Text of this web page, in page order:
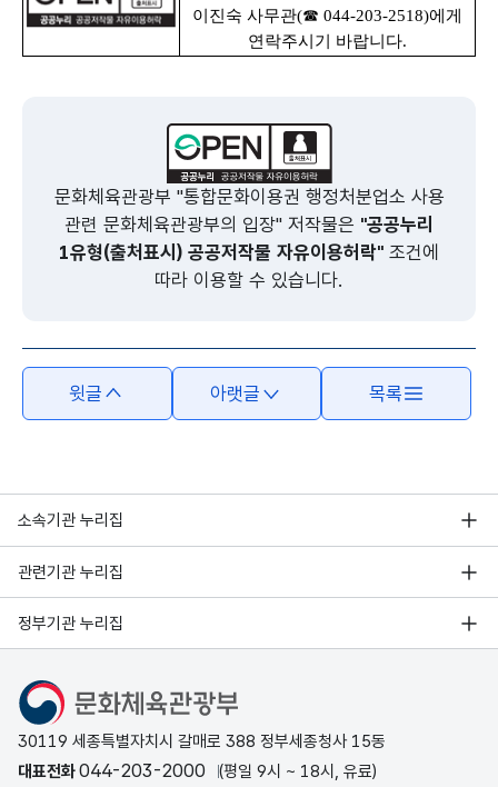
이진숙 사무관(☎ 044-203-2518)에게
연락주시기 바랍니다.
문화체육관광부 "통합문화이용권 행정처분업소 사용
관련 문화체육관광부의 입장" 저작물은 "공공누리
1유형(출처표시) 공공저작물 자유이용허락" 조건에
따라 이용할 수 있습니다.
윗글 아랫글 목록
소속기관 누리집
관련기관 누리집
정부기관 누리집
문화체육관광부
30119 세종특별자치시 갈매로 388 정부세종청사 15동
대표전화044-203-2000 (평일 9시 ~ 18시, 유료)